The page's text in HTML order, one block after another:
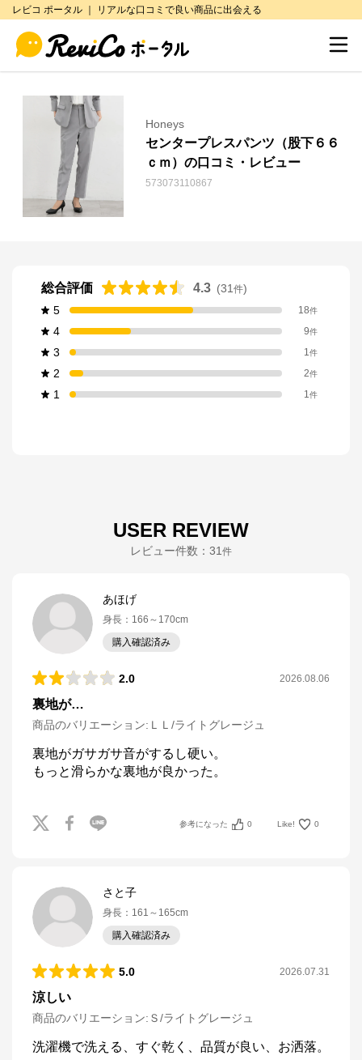
レビコ ポータル ｜ リアルな口コミで良い商品に出会える
Honeys
センタープレスパンツ（股下６６
ｃｍ）の口コミ・レビュー
573073110867
総合評価 4.3 (31 件)
5
18件
4 9件
3 1件
2 2件
1 1件
USER REVIEW
レビュー件数： 31 件
あほげ
身長 ： 166～170cm
購入確認済み
2.0 2026.08.06
裏地が…
商品のバリエーション: ＬＬ/ライトグレージュ
裏地がガサガサ音がするし硬い。
もっと滑らかな裏地が良かった。
参考になった 0 Like! 0
さと子
身長 ： 161～165cm
購入確認済み
5.0 2026.07.31
涼しい
商品のバリエーション: Ｓ/ライトグレージュ
洗濯機で洗える、すぐ乾く、品質が良い、お洒落。